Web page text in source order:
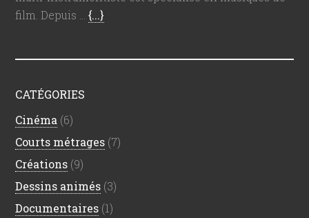
film. Depuis …{...}
CATÉGORIES
Cinéma (6)
Courts métrages (7)
Créations (9)
Dessins animés (3)
Documentaires (1)